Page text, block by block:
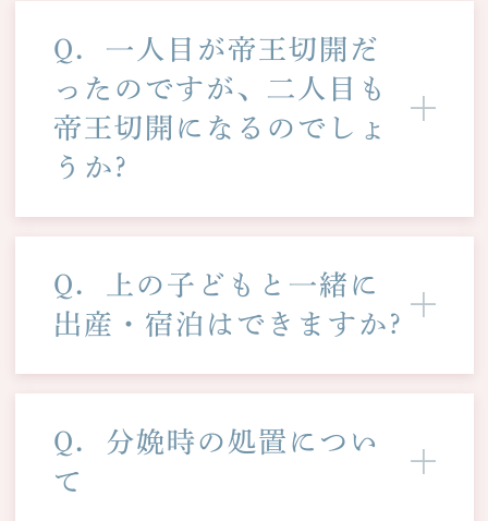
Q．一人目が帝王切開だ
ったのですが、二人目も
帝王切開になるのでしょ
うか?
Q．上の子どもと一緒に
出産・宿泊はできますか?
Q．分娩時の処置につい
て